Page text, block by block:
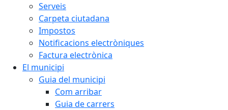
Serveis
Carpeta ciutadana
Impostos
Notificacions electròniques
Factura electrònica
El municipi
Guia del municipi
Com arribar
Guia de carrers